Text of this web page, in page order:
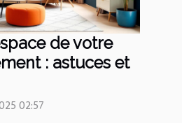
de votre
: astuces et
02:57